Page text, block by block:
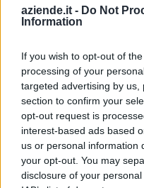
aziende.it - Do Not
Information
If you wish to opt-out of
processing of your
targeted advertising by
section to confirm your
opt-out request is
interest-based ads based
us or personal information
your opt-out. You may
disclosure of your
Fonte:ANAC – Banca Dati
licenza CC BY-SA 4.0).
Aiuti di Stato e
Secav Srl risulta
per un totale di
2025-09-23
Nuova Sabatini -